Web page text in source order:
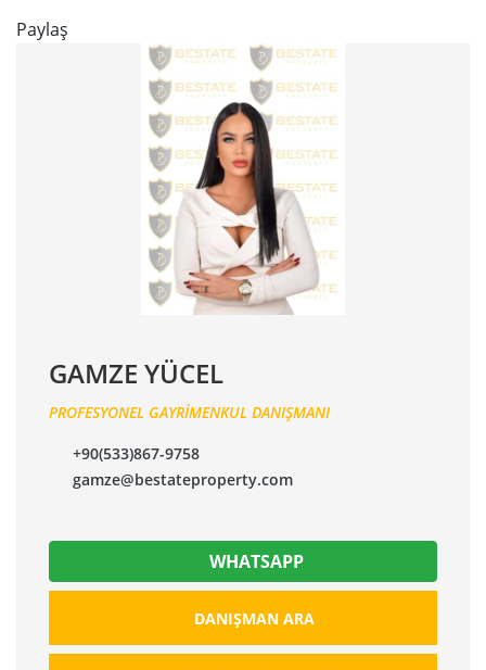
Paylaş
GAMZE YÜCEL
PROFESYONEL GAYRİMENKUL DANIŞMANI
+90(533)867-9758
gamze@bestateproperty.com
WHATSAPP
DANIŞMAN ARA